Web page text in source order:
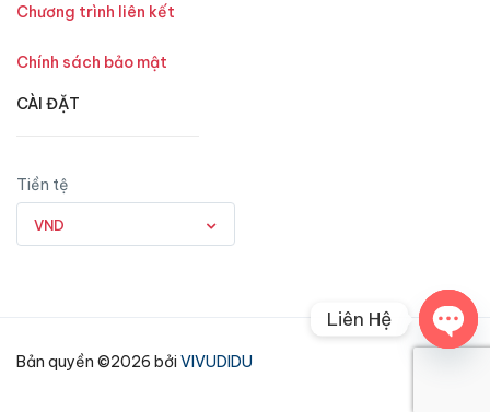
Chương trình liên kết
Chính sách bảo mật
CÀI ĐẶT
Tiền tệ
VND
Bản quyền ©2026 bởi VIVUDIDU
Liên Hệ